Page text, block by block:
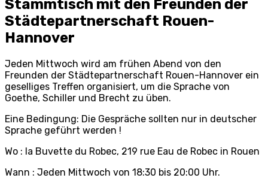
Stammtisch mit den Freunden der
Städtepartnerschaft Rouen-
Hannover
Jeden Mittwoch wird am frühen Abend von den
Freunden der Städtepartnerschaft Rouen-Hannover ein
geselliges Treffen organisiert, um die Sprache von
Goethe, Schiller und Brecht zu üben.
Eine Bedingung: Die Gespräche sollten nur in deutscher
Sprache geführt werden !
Wo : la Buvette du Robec, 219 rue Eau de Robec in Rouen
Wann : Jeden Mittwoch von 18:30 bis 20:00 Uhr.